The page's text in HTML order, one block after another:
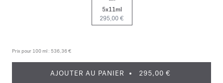
5x11ml
295,00 €
Prix pour 100 ml : 536,36 €
AJOUTER AU PANIER 295,00 €